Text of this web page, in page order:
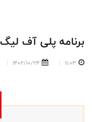
برنامه پلی آف
11:03
1402/10/24